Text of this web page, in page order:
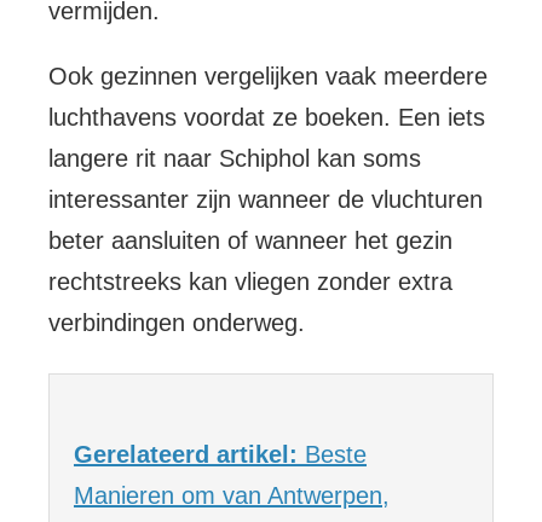
vermijden.
Ook gezinnen vergelijken vaak meerdere
luchthavens voordat ze boeken. Een iets
langere rit naar Schiphol kan soms
interessanter zijn wanneer de vluchturen
beter aansluiten of wanneer het gezin
rechtstreeks kan vliegen zonder extra
verbindingen onderweg.
Gerelateerd artikel: Beste
Manieren om van Antwerpen,